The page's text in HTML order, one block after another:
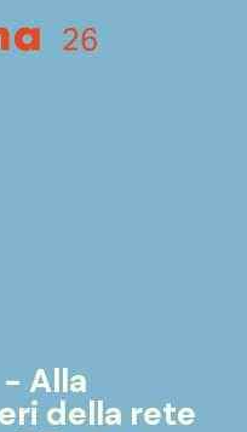
Alla
della rete